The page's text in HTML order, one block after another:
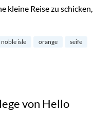
kleine Reise zu schicken,
von Noble Isle“
noble isle orange seife
von Hello